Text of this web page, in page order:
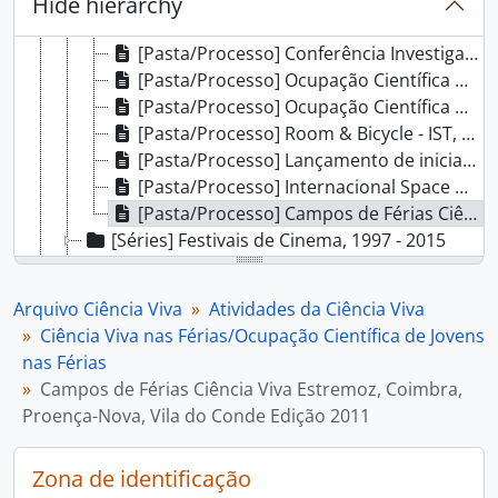
[Pasta/Processo] Ciência Viva nas Férias - Ocupação Científica dos jovens - 1998, 1997 - 1998
[Pasta/Processo] Conferência Investigação para a Prevenção e Controlo do Cancro, 1998
[Pasta/Processo] Ocupação Científica de Jovens nas Férias - 2012, 2012 - 2013
[Pasta/Processo] Ocupação Científica de Jovens nas Férias - 1999, 1999
[Pasta/Processo] Room & Bicycle - IST, 2002
[Pasta/Processo] Lançamento de iniciativas de Verão 2002 - Ministério da Ciência e do Ensino Superior, 2002
[Pasta/Processo] Internacional Space Camp 2004, 2004
[Pasta/Processo] Campos de Férias Ciência Viva Estremoz, Coimbra, Proença-Nova, Vila do Conde Edição 2011, 2009 - 2011
[Séries] Festivais de Cinema, 1997 - 2015
[Séries] Projetos Televisivos, 1997 - 2013
[Séries] Conferências, 1997 - 2014
[Séries] Café de Ciência na Assembleia da República, 2003 - 2016
[Séries] Escola Ciência Viva, 2011 - 2014
[Séries] Exposições do Pavilhão do Conhecimento, 1999 - 2017
[Séries] Aniversário do Pavilhão do Conhecimento, 2010 - 2011
[Séries] Atividades regulares no Pavilhão do Conhecimento, 2010 - 2014
Arquivo Ciência Viva
Atividades da Ciência Viva
Ciência Viva nas Férias/Ocupação Científica de Jovens
nas Férias
Campos de Férias Ciência Viva Estremoz, Coimbra,
Proença-Nova, Vila do Conde Edição 2011
Zona de identificação